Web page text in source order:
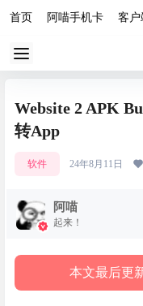
首页 阿喵手机卡 客户
Website 2 APK
转App
软件 24年8月11日
阿喵
起来！
本文最后更